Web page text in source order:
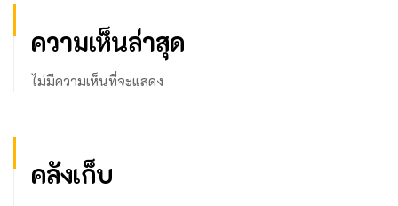
ความเห็นล่าสุด
ไม่มีความเห็นที่จะแสดง
คลังเก็บ